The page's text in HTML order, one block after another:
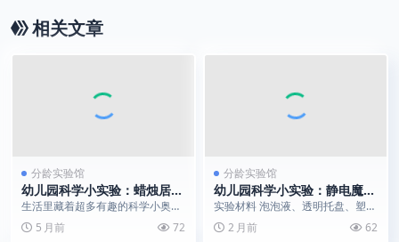
相关文章
分龄实验馆
幼儿园科学小实验：蜡烛居然
会 “喝水”？|一个小实验揭秘
大气压的秘密
生活里藏着超多有趣的科学小奥
秘，今天就带大家解锁一个超简
单、超神奇的经典小实验 ...
5 月前 72
分龄实验馆
幼儿园科学小实验：静电魔法
泡泡｜摩擦起电现象演示
实验材料 泡泡液、透明托盘、塑料
吸管、干毛巾 实验步骤 将调配好
的泡泡液倒入托盘...
2 月前 62